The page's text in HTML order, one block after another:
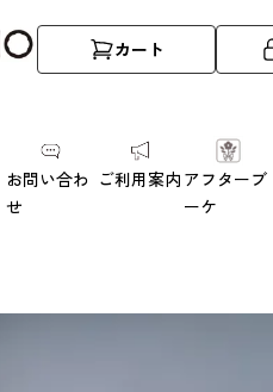
カート
お問い合わ
せ
ご利用案内 アフターブ
ーケ